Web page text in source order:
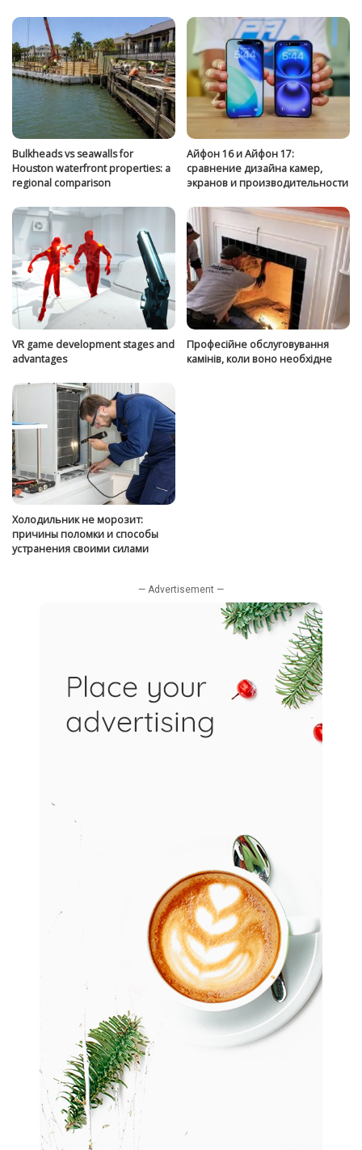
Bulkheads vs seawalls for
Houston waterfront properties: a
regional comparison
Айфон 16 и Айфон 17:
сравнение дизайна камер,
экранов и производительности
VR game development stages and
advantages
Професійне обслуговування
камінів, коли воно необхідне
Холодильник не морозит:
причины поломки и способы
устранения своими силами
— Advertisement —